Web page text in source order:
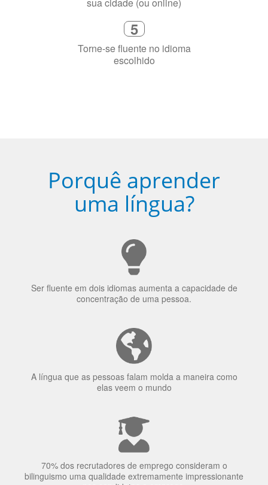
Fique combinado com um instrutor
de idioma nativo e certificado em
sua cidade (ou online)
5
Porquê aprender
uma língua?
concentração de uma pessoa.
elas veem o mundo